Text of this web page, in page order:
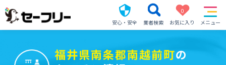
安心・安全 業者検索
0
お気に入り
メニュー
福井県南条郡南越前町の